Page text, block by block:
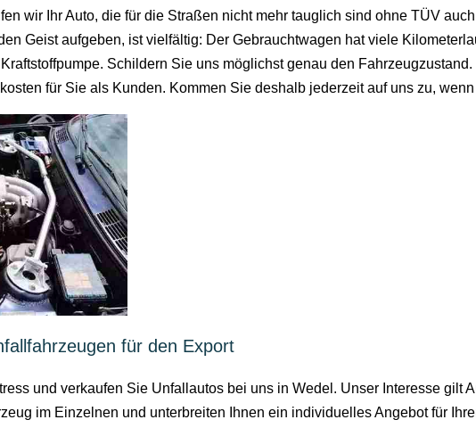
wir Ihr Auto, die für die Straßen nicht mehr tauglich sind ohne TÜV
Geist aufgeben, ist vielfältig: Der Gebrauchtwagen hat viele
Schildern Sie uns möglichst genau den
für Sie als Kunden. Kommen Sie deshalb jederzeit auf uns zu,
für den Export
und verkaufen Sie Unfallautos bei uns in Wedel. Unser Interesse gilt
im Einzelnen und unterbreiten Ihnen ein individuelles Angebot für